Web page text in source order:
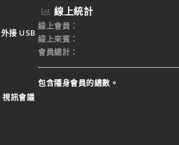
接 USB
訊會議
線上統計
線上會員
線上來賓
會員總計
包含隱身會員的總數。